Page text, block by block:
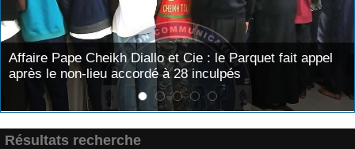
: le Parquet fait appel
inculpés
Nécrologie : Décès de
l’émission « Auto Mag » sur
Résultats recherche